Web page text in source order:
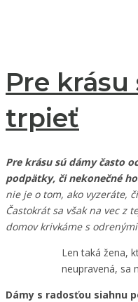
Pre
trpieť
Pre krásu sú dámy často
podpätky, či nekonečné
nie je o tom, ako vyzeráte,
Častokrát sa však na vec z
domov krivkáme s
Len taká žena,
neupravená, sa
Dámy s radosťou siahnu